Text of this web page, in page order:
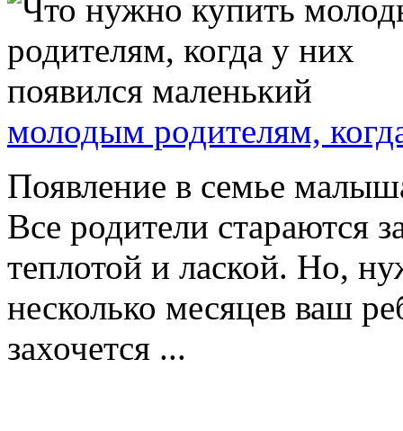
молодым родителям,
Появление в семье
Все родители стараются
теплотой и лаской. Но,
несколько месяцев ваш
захочется ...